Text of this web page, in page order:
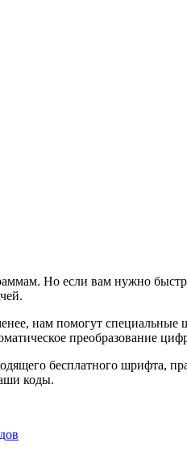
Но если вам нужно
нам помогут
преобразование
бесплатного шрифта,
коды.